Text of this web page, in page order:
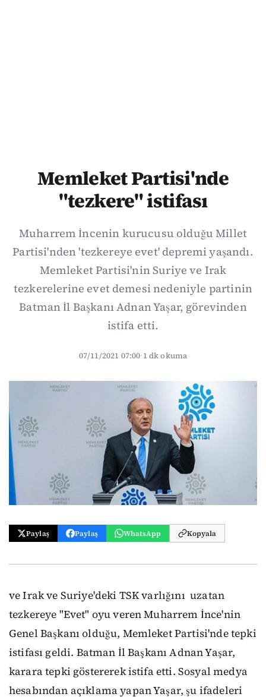
Memleket Partisi'nde
"tezkere" istifası
Muharrem İncenin kurucusu olduğu Millet
Partisi'nden 'tezkereye evet' depremi yaşandı.
Memleket Partisi'nin Suriye ve Irak
tezkerelerine evet demesi nedeniyle partinin
Batman İl Başkanı Adnan Yaşar, görevinden
istifa etti.
07/11/2021 07:00·1 dk okuma
Paylaş Paylaş WhatsApp Kopyala
ve Irak ve Suriye'deki TSK varlığını uzatan
tezkereye "Evet" oyu veren Muharrem İnce'nin
Genel Başkanı olduğu, Memleket Partisi'nde tepki
istifası geldi. Batman İl Başkanı Adnan Yaşar,
karara tepki göstererek istifa etti. Sosyal medya
hesabından açıklama yapan Yaşar, şu ifadeleri